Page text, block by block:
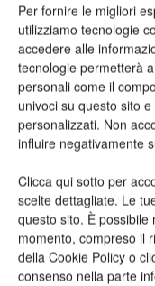
Per fornire le migliori
utilizziamo tecnologie
accedere alle
tecnologie permetterà
personali come il
univoci su questo sito
personalizzati. Non
influire negativamente
Clicca qui sotto per
scelte dettagliate. Le
questo sito. È possibile
momento, compreso il
della Cookie Policy o
consenso nella parte
n.2 - Giugno 2026
Edicola Web
Iscriviti alla newsletter